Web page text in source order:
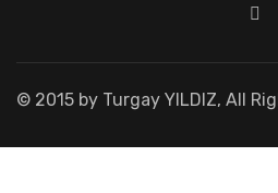
© 2015 by Turgay YILDIZ, All